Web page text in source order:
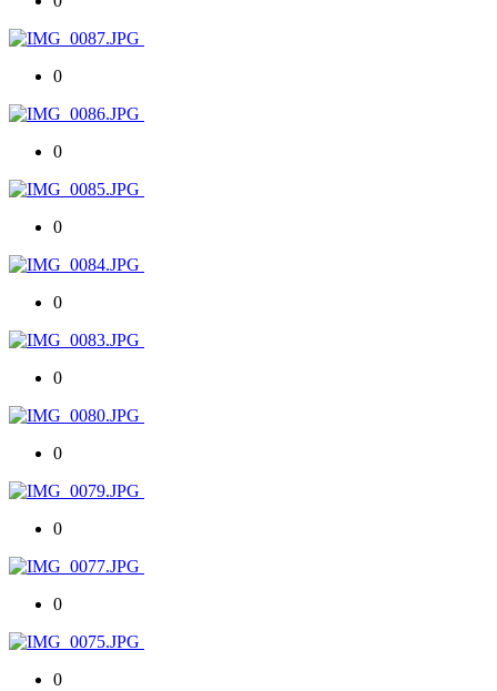
0
0
0
0
0
0
0
0
0